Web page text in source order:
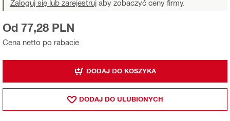
Zaloguj się lub zarejestruj aby zobaczyć ceny firmy.
Cena netto po rabacie
Od 77,28 PLN
DODAJ DO KOSZYKA
DODAJ DO ULUBIONYCH